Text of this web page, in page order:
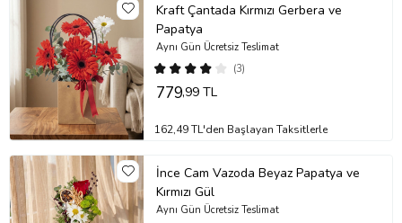
Kraft Çantada Kırmızı Gerbera ve
Papatya
(3)
Aynı Gün Ücretsiz Teslimat
779,99 TL
162,49 TL'den Başlayan Taksitlerle
İnce Cam Vazoda Beyaz Papatya ve
Kırmızı Gül
Aynı Gün Ücretsiz Teslimat